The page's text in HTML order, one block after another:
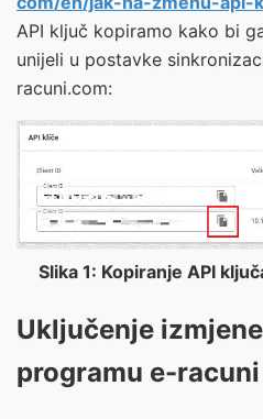
API ključ kopiramo kako bi
unijeli u postavke
racuni.com:
Slika 1: Kopiranje API
Uključenje
programu e-racuni